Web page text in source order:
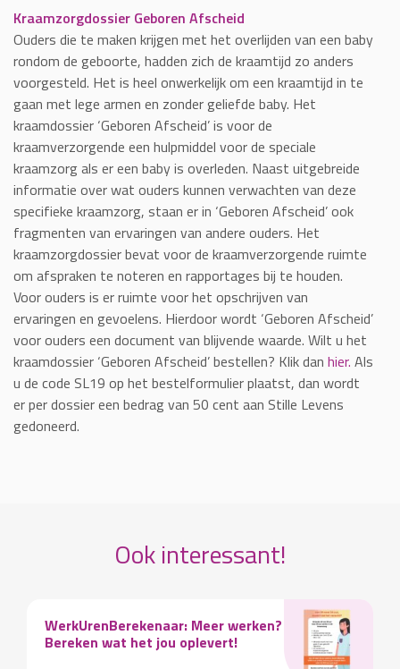
Kraamzorgdossier Geboren Afscheid
Ouders die te maken krijgen met het overlijden van een baby
rondom de geboorte, hadden zich de kraamtijd zo anders
voorgesteld. Het is heel onwerkelijk om een kraamtijd in te
gaan met lege armen en zonder geliefde baby. Het
kraamdossier ‘Geboren Afscheid’ is voor de
kraamverzorgende een hulpmiddel voor de speciale
kraamzorg als er een baby is overleden. Naast uitgebreide
informatie over wat ouders kunnen verwachten van deze
specifieke kraamzorg, staan er in ‘Geboren Afscheid’ ook
fragmenten van ervaringen van andere ouders. Het
kraamzorgdossier bevat voor de kraamverzorgende ruimte
om afspraken te noteren en rapportages bij te houden.
Voor ouders is er ruimte voor het opschrijven van
ervaringen en gevoelens. Hierdoor wordt ‘Geboren Afscheid’
voor ouders een document van blijvende waarde. Wilt u het
kraamdossier ‘Geboren Afscheid’ bestellen? Klik dan hier. Als
u de code SL19 op het bestelformulier plaatst, dan wordt
er per dossier een bedrag van 50 cent aan Stille Levens
gedoneerd.
Ook interessant!
WerkUrenBerekenaar: Meer werken?
Bereken wat het jou oplevert!